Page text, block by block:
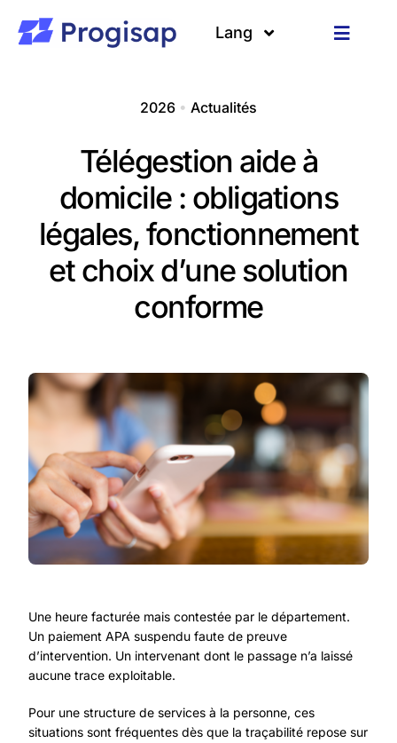
contenu
Toggle
Ressources
Lang
2026 • Actualités
Télégestion aide à
domicile : obligations
légales, fonctionnement
et choix d’une solution
conforme
Une heure facturée mais contestée par le département.
Un paiement APA suspendu faute de preuve
d’intervention. Un intervenant dont le passage n’a laissé
aucune trace exploitable.
Pour une structure de services à la personne, ces
situations sont fréquentes dès que la traçabilité repose sur